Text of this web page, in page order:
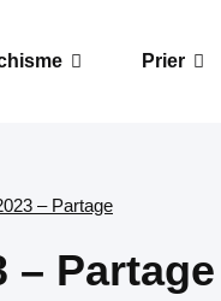
Prier
– Partage
– Partage